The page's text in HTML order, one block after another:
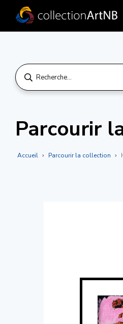
Parcourir
Accueil Parcourir la collection